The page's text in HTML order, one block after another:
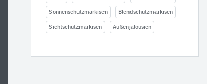
Sonnenschutzmarkisen Blendschutzmarkisen
Sichtschutzmarkisen Außenjalousien